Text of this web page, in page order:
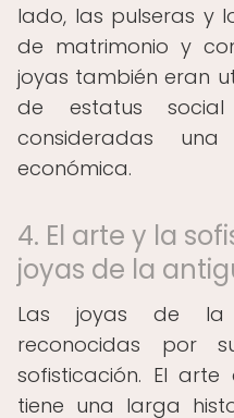
lado, las pulseras y
de matrimonio y
joyas también eran
de estatus
consideradas
económica.
4. El arte y la
joyas de la
Las joyas de la
reconocidas por
sofisticación. El
tiene una larga